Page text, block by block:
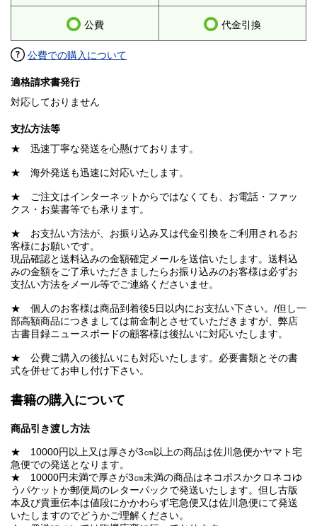
公費 代金引換
公費での購入について
適格請求書発行
対応しておりません
支払方法等
★ 迅速丁寧な発送を心懸けております。
★ 海外発送も迅速に対応いたします。
★ ご注文はインターネットからではなくても、お電話・ファッ
クス・お葉書等でも承ります。
★ お支払い方法が、お振り込み又は代金引換をご利用されるお
客様にお願いです。
現品確認と送料込みの金額確定メールを送信いたします。送料込
みの金額をご了承いただきましたらお振り込みのお客様は必ずお
支払い方法をメール等でご連絡くださいませ。
★ 個人のお客様は商品到着後5日以内にお支払い下さい。/但し一
部高額商品につきましては前金制とさせていただきますが、弊店
古書目録ニュースボードの顧客様は後払いに対応いたします。
★ 公費ご購入の後払いにも対応いたします。必要書類とその書
式を併せてお申し付け下さい。
書籍の購入について
商品引き渡し方法
★ 10000円以上又は厚さが3㎝以上の商品は佐川急便かヤマト宅
急便での発送となります。
★ 10000円未満で厚さが3㎝未満の商品はネコポスかクロネコゆ
うパケットか郵便局のレターパックで発送いたします。但し古版
本及び貴重伝本は値段にかかわらず宅急便又は佐川急便にて発送
いたしますのでどうかご理解ください。